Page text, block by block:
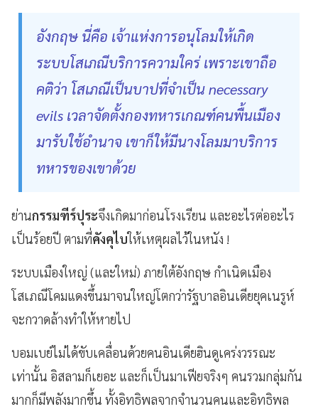
อังกฤษ นี่คือ เจ้าแห่งการอนุโลมให้เกิด
ระบบโสเภณีบริการความใคร่ เพราะเขาถือ
คติว่า โสเภณีเป็นบาปที่จำเป็น necessary
evils เวลาจัดตั้งกองทหารเกณฑ์คนพื้นเมือง
มารับใช้อำนาจ เขาก็ให้มีนางโลมมาบริการ
ทหารของเขาด้วย
ย่านกรรมฑีร์ปุระจึงเกิดมาก่อนโรงเรียน และอะไรต่ออะไร
เป็นร้อยปี ตามที่คังคุไบให้เหตุผลไว้ในหนัง !
ระบบเมืองใหญ่ (และใหม่) ภายใต้อังกฤษ กำเนิดเมือง
โสเภณีโคมแดงขึ้นมาจนใหญ่โตกว่ารัฐบาลอินเดียยุคเนรูห์
จะกวาดล้างทำให้หายไป
บอมเบย์ไม่ได้ขับเคลื่อนด้วยคนอินเดียฮินดูเคร่งวรรณะ
เท่านั้น อิสลามก็เยอะ และก็เป็นมาเฟียจริงๆ คนรวมกลุ่มกัน
มากก็มีพลังมากขึ้น ทั้งอิทธิพลจากจำนวนคนและอิทธิพล